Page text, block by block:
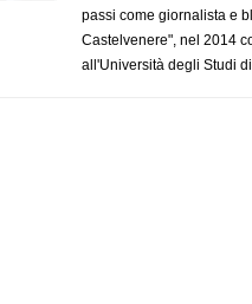
passi come giornalista e
Castelvenere", nel 2014
all'Università degli Studi